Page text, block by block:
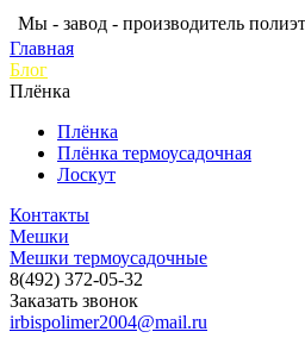
Мы - завод - производитель
Главная
Блог
Плёнка
Плёнка
Плёнка термоусадочная
Лоскут
Контакты
Мешки
Мешки термоусадочные
8(492) 372-05-32
Заказать звонок
irbispolimer2004@mail.ru